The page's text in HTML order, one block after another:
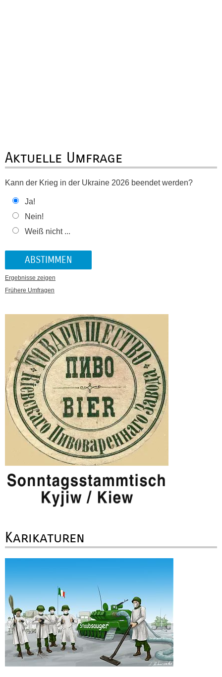
Aktuelle Umfrage
Kann der Krieg in der Ukraine 2026 beendet werden?
Ja!
Nein!
Weiß nicht ...
Ergebnisse zeigen
Frühere Umfragen
Karikaturen